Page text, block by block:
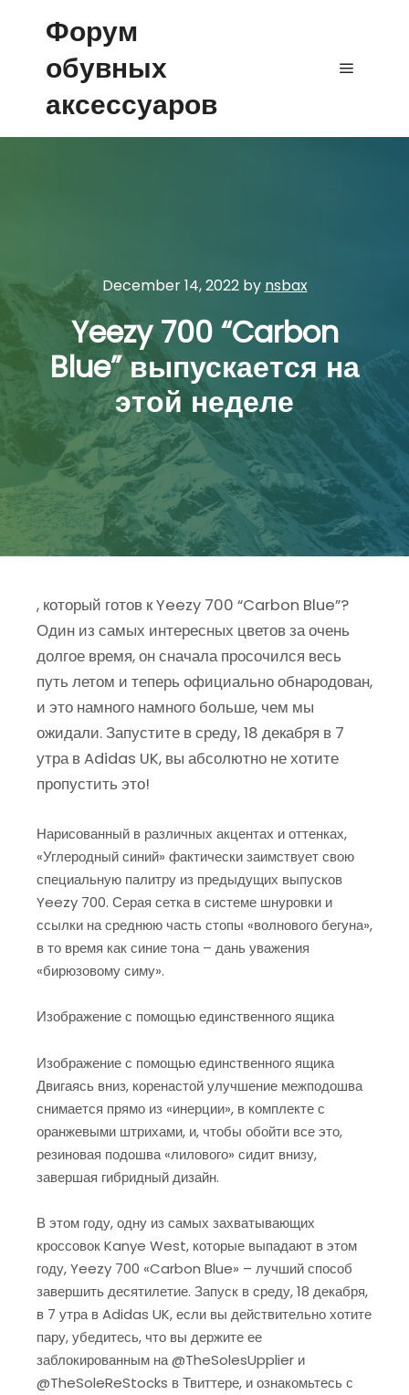
Форум
обувных
аксессуаров
December 14, 2022by nsbax
Yeezy 700 “Carbon
Blue” выпускается на
этой неделе
, который готов к Yeezy 700 “Carbon Blue”?
Один из самых интересных цветов за очень
долгое время, он сначала просочился весь
путь летом и теперь официально обнародован,
и это намного намного больше, чем мы
ожидали. Запустите в среду, 18 декабря в 7
утра в Adidas UK, вы абсолютно не хотите
пропустить это!
Нарисованный в различных акцентах и ​​оттенках,
«Углеродный синий» фактически заимствует свою
специальную палитру из предыдущих выпусков
Yeezy 700. Серая сетка в системе шнуровки и
ссылки на среднюю часть стопы «волнового бегуна»,
в то время как синие тона – дань уважения
«бирюзовому симу».
Изображение с помощью единственного ящика
Изображение с помощью единственного ящика
Двигаясь вниз, коренастой улучшение межподошва
снимается прямо из «инерции», в комплекте с
оранжевыми штрихами, и, чтобы обойти все это,
резиновая подошва «лилового» сидит внизу,
завершая гибридный дизайн.
В этом году, одну из самых захватывающих
кроссовок Kanye West, которые выпадают в этом
году, Yeezy 700 «Carbon Blue» – лучший способ
завершить десятилетие. Запуск в среду, 18 декабря,
в 7 утра в Adidas UK, если вы действительно хотите
пару, убедитесь, что вы держите ее
заблокированным на @TheSolesUpplier и
@TheSoleReStocks в Твиттере, и ознакомьтесь с